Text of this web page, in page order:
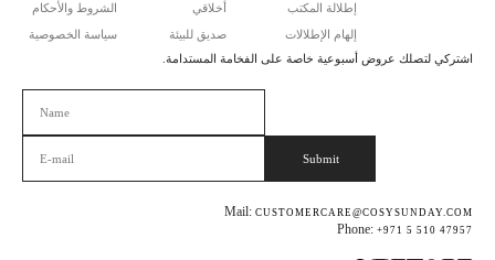
إطلالة المكتب
إلهام الإطلالات
أخلاقي
صديق للبيئة
الشروط والأحكام
سياسة الخصوصية
اشتركي لتصلك عروض أسبوعية خاصة على الفخامة المستدامة.
Please leave this field empty.
Mail: CUSTOMERCARE@COSYSUNDAY.COM
Phone: +971 5 510 47957